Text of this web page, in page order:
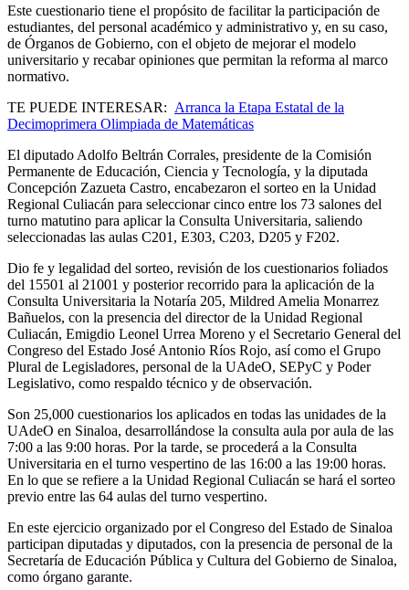
Este cuestionario tiene el propósito de facilitar la participación de
estudiantes, del personal académico y administrativo y, en su caso,
de Órganos de Gobierno, con el objeto de mejorar el modelo
universitario y recabar opiniones que permitan la reforma al marco
normativo.
TE PUEDE INTERESAR: Arranca la Etapa Estatal de la
Decimoprimera Olimpiada de Matemáticas
El diputado Adolfo Beltrán Corrales, presidente de la Comisión
Permanente de Educación, Ciencia y Tecnología, y la diputada
Concepción Zazueta Castro, encabezaron el sorteo en la Unidad
Regional Culiacán para seleccionar cinco entre los 73 salones del
turno matutino para aplicar la Consulta Universitaria, saliendo
seleccionadas las aulas C201, E303, C203, D205 y F202.
Dio fe y legalidad del sorteo, revisión de los cuestionarios foliados
del 15501 al 21001 y posterior recorrido para la aplicación de la
Consulta Universitaria la Notaría 205, Mildred Amelia Monarrez
Bañuelos, con la presencia del director de la Unidad Regional
Culiacán, Emigdio Leonel Urrea Moreno y el Secretario General del
Congreso del Estado José Antonio Ríos Rojo, así como el Grupo
Plural de Legisladores, personal de la UAdeO, SEPyC y Poder
Legislativo, como respaldo técnico y de observación.
Son 25,000 cuestionarios los aplicados en todas las unidades de la
UAdeO en Sinaloa, desarrollándose la consulta aula por aula de las
7:00 a las 9:00 horas. Por la tarde, se procederá a la Consulta
Universitaria en el turno vespertino de las 16:00 a las 19:00 horas.
En lo que se refiere a la Unidad Regional Culiacán se hará el sorteo
previo entre las 64 aulas del turno vespertino.
En este ejercicio organizado por el Congreso del Estado de Sinaloa
participan diputadas y diputados, con la presencia de personal de la
Secretaría de Educación Pública y Cultura del Gobierno de Sinaloa,
como órgano garante.